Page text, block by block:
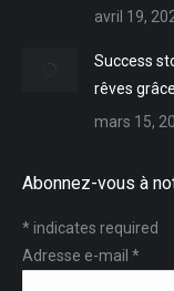
avril 19,
Success
rêves
mars 15,
Abonnez-vous à
*indicates required
Adresse e-mail *